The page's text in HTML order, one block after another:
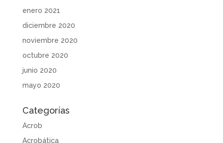
enero 2021
diciembre 2020
noviembre 2020
octubre 2020
junio 2020
mayo 2020
Categorías
Acrob
Acrobática